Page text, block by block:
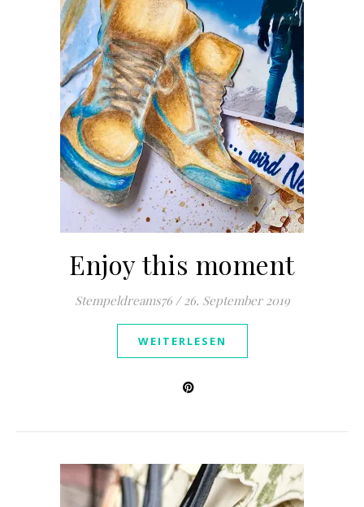
Enjoy this moment
Stempeldreams76 / 26. September 2019
WEITERLESEN